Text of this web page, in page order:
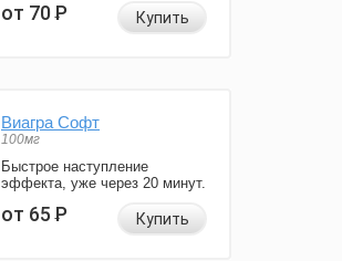
от 70Р Купить
Виагра Софт
100мг
Быстрое наступление
эффекта, уже через 20 минут.
от 65Р Купить